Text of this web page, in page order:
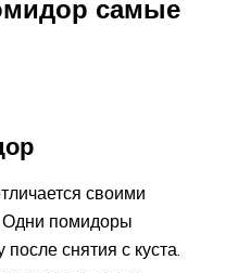
самые
своими
Одни помидоры
снятия с куста.